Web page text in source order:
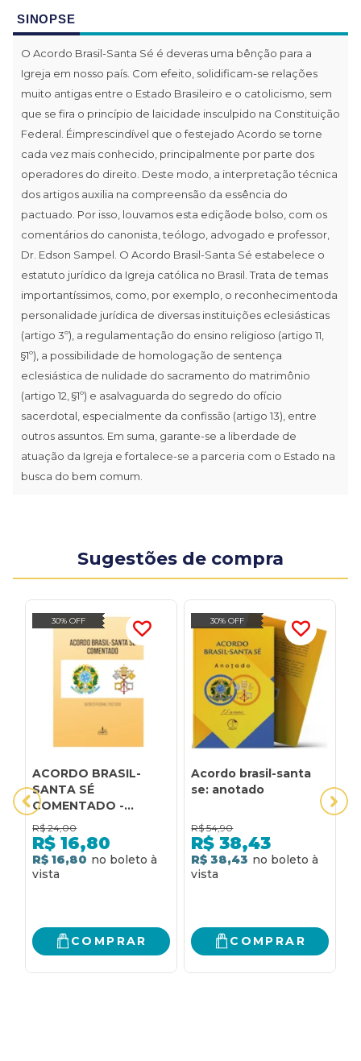
SINOPSE
O Acordo Brasil-Santa Sé é deveras uma bênção para a
Igreja em nosso país. Com efeito, solidificam-se relações
muito antigas entre o Estado Brasileiro e o catolicismo, sem
que se fira o princípio de laicidade insculpido na Constituição
Federal. Éimprescindível que o festejado Acordo se torne
cada vez mais conhecido, principalmente por parte dos
operadores do direito. Deste modo, a interpretação técnica
dos artigos auxilia na compreensão da essência do
pactuado. Por isso, louvamos esta ediçãode bolso, com os
comentários do canonista, teólogo, advogado e professor,
Dr. Edson Sampel. O Acordo Brasil-Santa Sé estabelece o
estatuto jurídico da Igreja católica no Brasil. Trata de temas
importantíssimos, como, por exemplo, o reconhecimentoda
personalidade jurídica de diversas instituições eclesiásticas
(artigo 3º), a regulamentação do ensino religioso (artigo 11,
§1º), a possibilidade de homologação de sentença
eclesiástica de nulidade do sacramento do matrimônio
(artigo 12, §1º) e asalvaguarda do segredo do ofício
sacerdotal, especialmente da confissão (artigo 13), entre
outros assuntos. Em suma, garante-se a liberdade de
atuação da Igreja e fortalece-se a parceria com o Estado na
busca do bem comum.
Sugestões de compra
30% OFF
ACORDO BRASIL-
SANTA SÉ
COMENTADO -
DECRETO FEDERAL
7.107/2010
R$ 24,00
R$ 16,80
R$ 16,80
COMPRAR
30% OFF
Acordo brasil-santa
se: anotado
R$ 54,90
R$ 38,43
R$ 38,43
COMPRAR